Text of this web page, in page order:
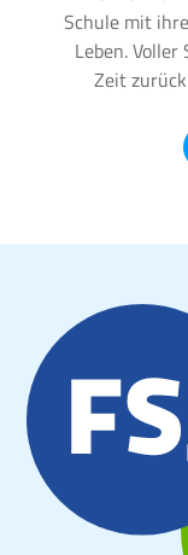
Schule mit
Leben.
Zeit